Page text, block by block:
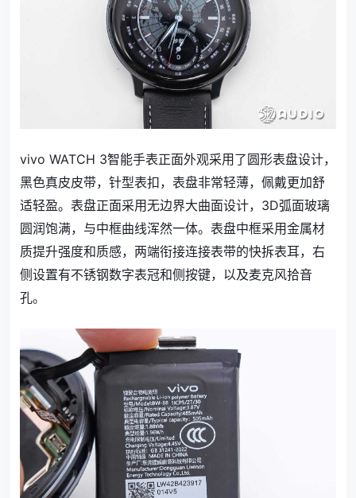
vivo WATCH 3智能手表正面外观采用了圆形表盘设计，
黑色真皮皮带，针型表扣，表盘非常轻薄，佩戴更加舒
适轻盈。表盘正面采用无边界大曲面设计，3D弧面玻璃
圆润饱满，与中框曲线浑然一体。表盘中框采用金属材
质提升强度和质感，两端衔接连接表带的快拆表耳，右
侧设置有不锈钢数字表冠和侧按键，以及麦克风拾音
孔。